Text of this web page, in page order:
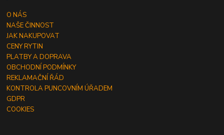
O NÁS
NAŠE ČINNOST
JAK NAKUPOVAT
CENY RYTIN
PLATBY A DOPRAVA
OBCHODNÍ PODMÍNKY
REKLAMAČNÍ ŘÁD
KONTROLA PUNCOVNÍM ÚŘADEM
GDPR
COOKIES